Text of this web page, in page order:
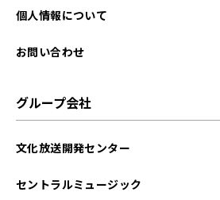
個人情報について
お問い合わせ
グループ会社
文化放送開発センター
セントラルミュージック